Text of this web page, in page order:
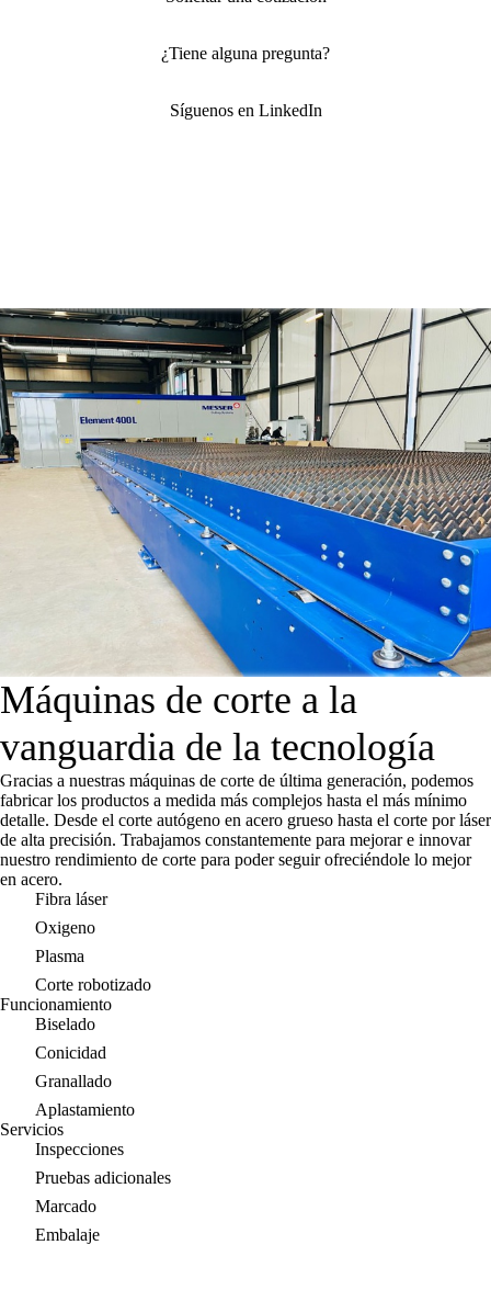
¿Tiene alguna pregunta?
Síguenos en LinkedIn
Máquinas de corte a la
vanguardia de la tecnología
Gracias a nuestras máquinas de corte de última generación, podemos
fabricar los productos a medida más complejos hasta el más mínimo
detalle. Desde el corte autógeno en acero grueso hasta el corte por láser
de alta precisión. Trabajamos constantemente para mejorar e innovar
nuestro rendimiento de corte para poder seguir ofreciéndole lo mejor
en acero.
Fibra láser
Oxigeno
Plasma
Corte robotizado
Funcionamiento
Biselado
Conicidad
Granallado
Aplastamiento
Servicios
Inspecciones
Pruebas adicionales
Marcado
Embalaje